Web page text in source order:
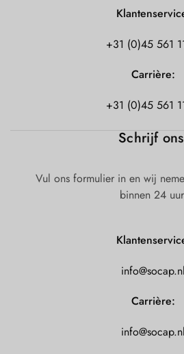
+31 (0)45 561
Carrière:
+31 (0)45 561
Schrijf
Vul ons formulier in en wij
binnen 24
info@socap.nl
Carrière:
info@socap.nl